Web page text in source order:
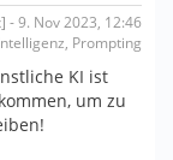
- 9. Nov 2023, 12:46
Prompting
KI ist
um zu